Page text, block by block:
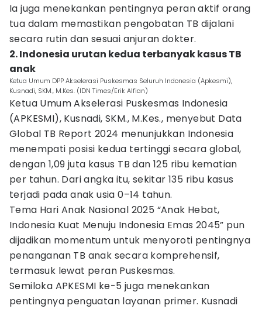
Ia juga menekankan pentingnya peran aktif orang
tua dalam memastikan pengobatan TB dijalani
secara rutin dan sesuai anjuran dokter.
2. Indonesia urutan kedua terbanyak kasus TB
anak
Ketua Umum DPP Akselerasi Puskesmas Seluruh Indonesia (Apkesmi),
Kusnadi, SKM., M.Kes. (IDN Times/Erik Alfian)
Ketua Umum Akselerasi Puskesmas Indonesia
(APKESMI), Kusnadi, SKM., M.Kes., menyebut Data
Global TB Report 2024 menunjukkan Indonesia
menempati posisi kedua tertinggi secara global,
dengan 1,09 juta kasus TB dan 125 ribu kematian
per tahun. Dari angka itu, sekitar 135 ribu kasus
terjadi pada anak usia 0–14 tahun.
Tema Hari Anak Nasional 2025 “Anak Hebat,
Indonesia Kuat Menuju Indonesia Emas 2045” pun
dijadikan momentum untuk menyoroti pentingnya
penanganan TB anak secara komprehensif,
termasuk lewat peran Puskesmas.
Semiloka APKESMI ke-5 juga menekankan
pentingnya penguatan layanan primer. Kusnadi